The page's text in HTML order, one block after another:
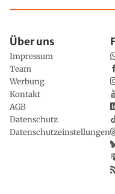
Über uns
Impressum
Team
Werbung
Kontakt
AGB
Datenschutz
Datenschutzeinstellungen